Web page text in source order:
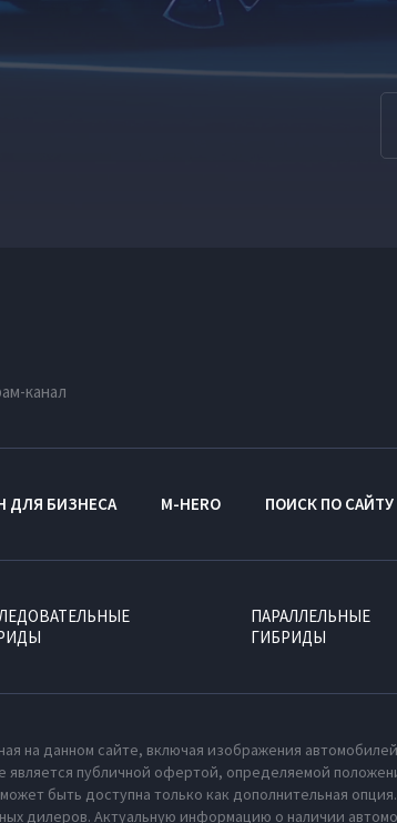
канал
ДЛЯ БИЗНЕСА M-HERO ПОИСК ПО САЙТУ
ПАРАЛЛЕЛЬНЫЕ
ГИБРИДЫ
на данном сайте, включая изображения
публичной офертой, определяемой
быть доступна только как дополнительная
дилеров. Актуальную информацию о наличии